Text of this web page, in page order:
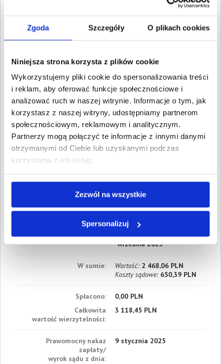
Zgoda Szczegóły O plikach cookies
Niniejsza strona korzysta z plików cookie
Wykorzystujemy pliki cookie do spersonalizowania treści
i reklam, aby oferować funkcje społecznościowe i
analizować ruch w naszej witrynie. Informacje o tym, jak
korzystasz z naszej witryny, udostępniamy partnerom
społecznościowym, reklamowym i analitycznym.
Partnerzy mogą połączyć te informacje z innymi danymi
otrzymanymi od Ciebie lub uzyskanymi podczas
korzystania z ich usług.
Zezwól na wszystkie
Spersonalizuj
ODPOWIEDZIALNOŚCIĄ
Siedziba:Kraków
REGON:524398333
NIP:6762635786
KRS:0001017573
Roszczenia:
1. Gospodarcze
Wartość:364,00 PLN
Data wymagalności:
sierpnia 2023
Wartość:820,18 PLN
sierpnia 2023
Wartość:
Data wymagalności:6
września 2023
W sumie: Wartość: 2 468,06 PLN
Koszty sądowe: 650,39 PLN
Spłacono:
0,00 PLN
Całkowita
wartość wierzytelności:
3 118,45 PLN
Prawomocny nakaz
zapłaty/
wyrok sądu z dnia:
9 stycznia 2025